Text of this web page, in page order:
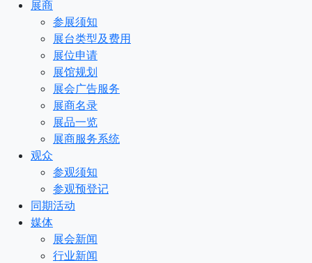
展商
参展须知
展台类型及费用
展位申请
展馆规划
展会广告服务
展商名录
展品一览
展商服务系统
观众
参观须知
参观预登记
同期活动
媒体
展会新闻
行业新闻